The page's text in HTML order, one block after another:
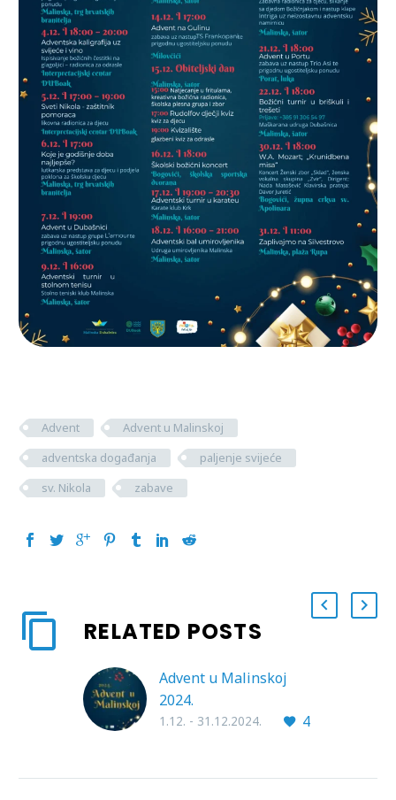
Advent
Advent u Malinskoj
adventska događanja
paljenje svijeće
sv. Nikola
zabave
RELATED POSTS
Advent u Malinskoj
2024.
4
1.12. - 31.12.2024.